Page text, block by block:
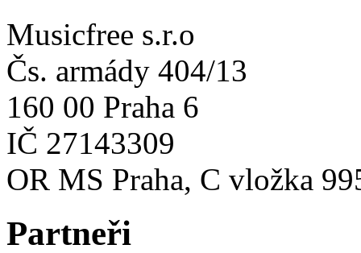
Musicfree s.r.o
Čs. armády 404/13
160 00 Praha 6
IČ 27143309
OR MS Praha, C vložka
Partneři